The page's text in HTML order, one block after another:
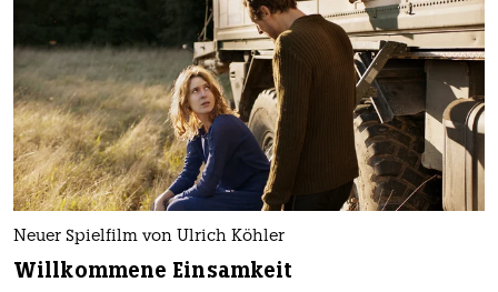
Neuer Spielfilm von Ulrich Köhler
Willkommene Einsamkeit